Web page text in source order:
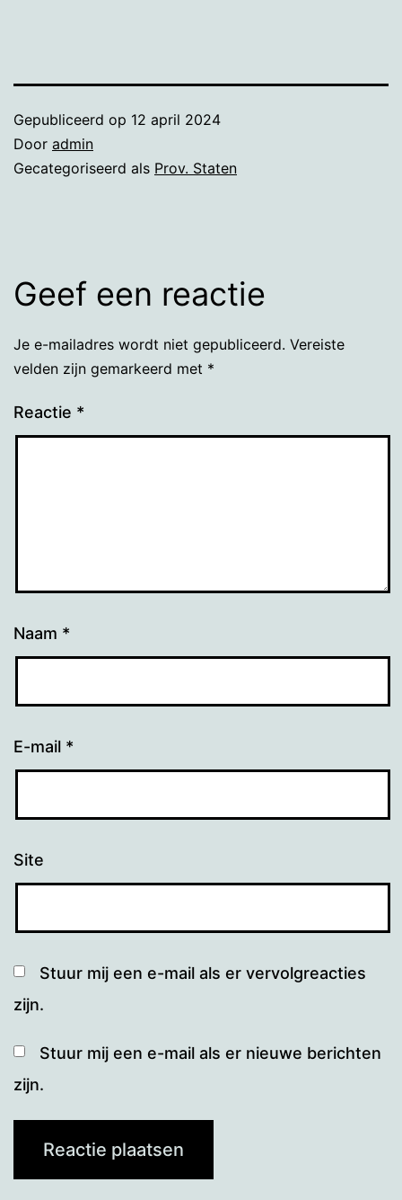
Gepubliceerd op 12 april 2024
Door admin
Gecategoriseerd als Prov. Staten
Geef een reactie
Je e-mailadres wordt niet gepubliceerd. Vereiste
velden zijn gemarkeerd met *
Reactie *
Naam *
E-mail *
Site
Stuur mij een e-mail als er vervolgreacties
zijn.
Stuur mij een e-mail als er nieuwe berichten
zijn.